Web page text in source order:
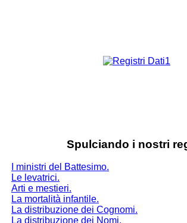
Spulciando i nostri
I ministri del Battesimo.
Le levatrici.
Arti e mestieri.
La mortalità infantile.
La distribuzione dei Cognomi.
La distribuzione dei Nomi.